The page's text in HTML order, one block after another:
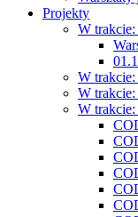
Projekty
W
W
W
W